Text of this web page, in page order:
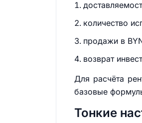
количество
продажи в
возврат
Для расчёта
базовые
Тонкие